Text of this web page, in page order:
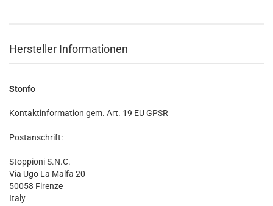
Hersteller Informationen
Stonfo
Kontaktinformation gem. Art. 19 EU GPSR
Postanschrift:
Stoppioni S.N.C.
Via Ugo La Malfa 20
50058 Firenze
Italy